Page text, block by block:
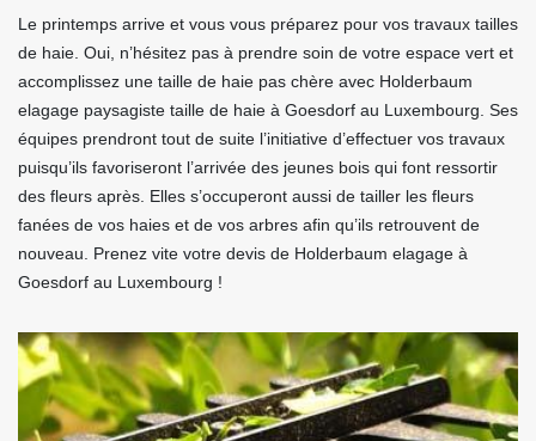
Le printemps arrive et vous vous préparez pour vos travaux tailles
de haie. Oui, n’hésitez pas à prendre soin de votre espace vert et
accomplissez une taille de haie pas chère avec Holderbaum
elagage paysagiste taille de haie à Goesdorf au Luxembourg. Ses
équipes prendront tout de suite l’initiative d’effectuer vos travaux
puisqu’ils favoriseront l’arrivée des jeunes bois qui font ressortir
des fleurs après. Elles s’occuperont aussi de tailler les fleurs
fanées de vos haies et de vos arbres afin qu’ils retrouvent de
nouveau. Prenez vite votre devis de Holderbaum elagage à
Goesdorf au Luxembourg !